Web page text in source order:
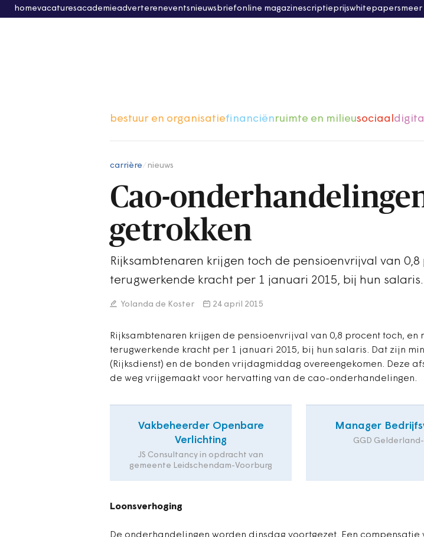
homevacaturesacademieadvertereneventsnieuwsbriefonline magazinescriptieprijswhitepapersmeer
bestuur en organisatiefinanciënruimte en milieusociaal
carrière nieuws
Cao-
getrokken
Rijksambtenaren krijgen toch de pensioenvrijval van 0,8
terugwerkende kracht per 1 januari 2015, bij hun
Yolanda de Koster 24 april 2015
Rijksambtenaren krijgen de pensioenvrijval van 0,8 procent toch, en
terugwerkende kracht per 1 januari 2015, bij hun salaris. Dat zijn
(Rijksdienst) en de bonden vrijdagmiddag overeengekomen. Deze
de weg vrijgemaakt voor hervatting van de cao-onderhandelingen.
Vakbeheerder Openbare
Verlichting
JS Consultancy in opdracht van
gemeente Leidschendam-Voorburg
Manager
GGD
Loonsverhoging